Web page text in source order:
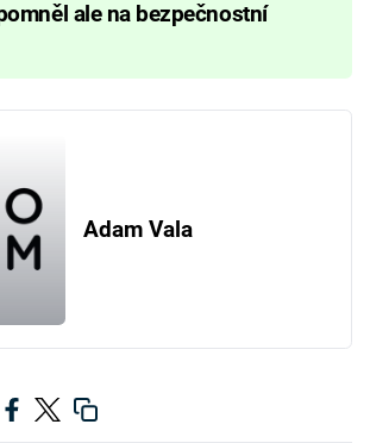
ale na bezpečnostní
Adam Vala